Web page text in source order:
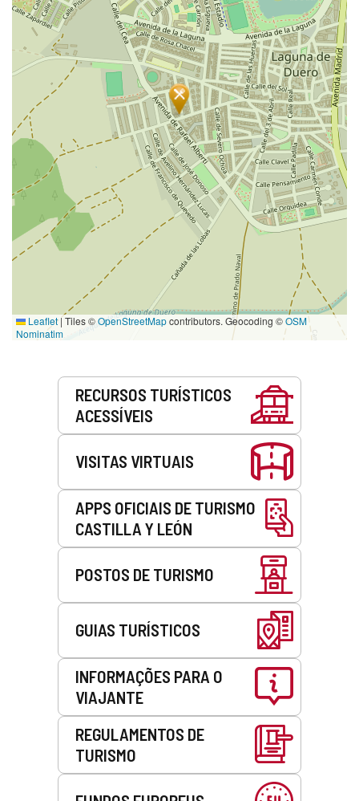
Leaflet |Tiles ©OpenStreetMapcontributors. Geocoding ©OSM
Nominatim
RECURSOS TURÍSTICOS
ACESSÍVEIS
VISITAS VIRTUAIS
APPS OFICIAIS DE TURISMO
CASTILLA Y LEÓN
POSTOS DE TURISMO
GUIAS TURÍSTICOS
INFORMAÇÕES PARA O
VIAJANTE
REGULAMENTOS DE
TURISMO